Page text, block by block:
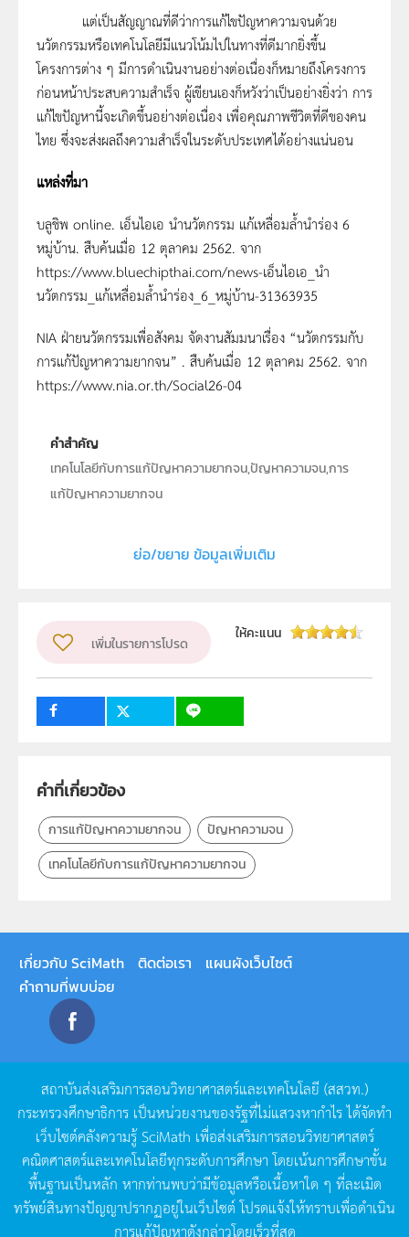
แต่เป็นสัญญาณที่ดีว่าการแก้ไขปัญหาความจนด้วย
นวัตกรรมหรือเทคโนโลยีมีแนวโน้มไปในทางที่ดีมากยิ่งขึ้น
โครงการต่าง ๆ มีการดำเนินงานอย่างต่อเนื่องก็หมายถึงโครงการ
ก่อนหน้าประสบความสำเร็จ ผู้เขียนเองก็หวังว่าเป็นอย่างยิ่งว่า การ
แก้ไขปัญหานี้จะเกิดขึ้นอย่างต่อเนื่อง เพื่อคุณภาพชีวิตที่ดีของคน
ไทย ซึ่งจะส่งผลถึงความสำเร็จในระดับประเทศได้อย่างแน่นอน
แหล่งที่มา
บลูชิพ online. เอ็นไอเอ นำนวัตกรรม แก้เหลื่อมล้ำนำร่อง 6
หมู่บ้าน. สืบค้นเมื่อ 12 ตุลาคม 2562. จาก
https://www.bluechipthai.com/news-เอ็นไอเอ_นำ
นวัตกรรม_แก้เหลื่อมล้ำนำร่อง_6_หมู่บ้าน-31363935
NIA ฝ่ายนวัตกรรมเพื่อสังคม จัดงานสัมมนาเรื่อง “นวัตกรรมกับ
การแก้ปัญหาความยากจน” . สืบค้นเมื่อ 12 ตุลาคม 2562. จาก
https://www.nia.or.th/Social26-04
คำสำคัญ
เทคโนโลยีกับการแก้ปัญหาความยากจน,ปัญหาความจน,การ
แก้ปัญหาความยากจน
สุภัตรา ทรัพย์อุปการ
วิชา
โลก ดาราศาสตร์ และอวกาศ
ระดับชั้น
ครู, นักเรียน, บุคคลทั่วไป
ย่อ/ขยาย ข้อมูลเพิ่มเติม
เพิ่มในรายการโปรด
ให้คะแนน
คำที่เกี่ยวข้อง
การแก้ปัญหาความยากจน
ปัญหาความจน
เทคโนโลยีกับการแก้ปัญหาความยากจน
เกี่ยวกับ SciMath ติดต่อเรา
แผนผังเว็บไซต์
คำถามที่พบบ่อย
สถาบันส่งเสริมการสอนวิทยาศาสตร์และเทคโนโลยี (สสวท.)
กระทรวงศึกษาธิการ เป็นหน่วยงานของรัฐที่ไม่แสวงหากำไรได้จัดทำ
เว็บไซต์คลังความรู้SciMath เพื่อส่งเสริมการสอนวิทยาศาสตร์
คณิตศาสตร์และเทคโนโลยีทุกระดับการศึกษา โดยเน้นการศึกษาขั้น
พื้นฐานเป็นหลัก หากท่านพบว่ามีข้อมูลหรือเนื้อหาใด ๆ ที่ละเมิด
ทรัพย์สินทางปัญญาปรากฏอยู่ในเว็บไซต์โปรดแจ้งให้ทราบเพื่อดำเนิน
การแก้ปัญหาดังกล่าวโดยเร็วที่สุด